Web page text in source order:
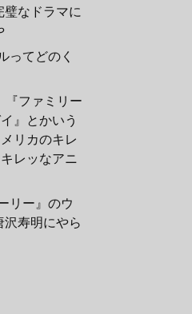
璧なドラマに
ってどのく
『ファミリー
』とかいう
リカのキレ
レッなアニ
リー』のウ
沢寿明にやら